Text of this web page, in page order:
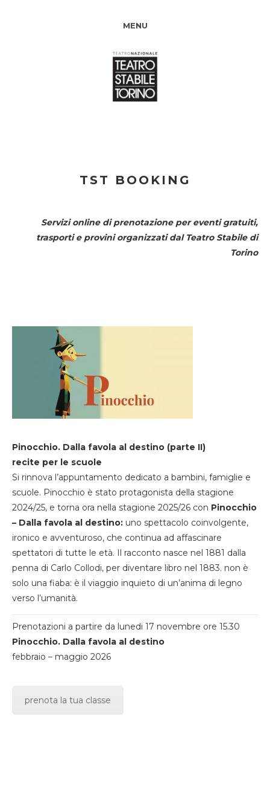
MENU
TST BOOKING
Servizi online di prenotazione per eventi gratuiti,
trasporti e provini organizzati dal Teatro Stabile di
Torino
Pinocchio. Dalla favola al destino (parte II)
recite per le scuole
Si rinnova l’appuntamento dedicato a bambini, famiglie e
scuole. Pinocchio è stato protagonista della stagione
2024/25, e torna ora nella stagione 2025/26 con Pinocchio
– Dalla favola al destino: uno spettacolo coinvolgente,
ironico e avventuroso, che continua ad affascinare
spettatori di tutte le età. Il racconto nasce nel 1881 dalla
penna di Carlo Collodi, per diventare libro nel 1883. non è
solo una fiaba: è il viaggio inquieto di un’anima di legno
verso l’umanità.
Prenotazioni a partire da lunedi 17 novembre ore 15.30
Pinocchio. Dalla favola al destino
febbraio – maggio 2026
prenota la tua classe